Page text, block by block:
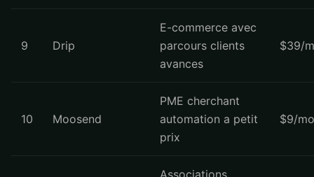
9 Drip
E-commerce avec
parcours clients
avances
$39/
10 Moosend
PME cherchant
automation a petit
prix
$9/
Associations,